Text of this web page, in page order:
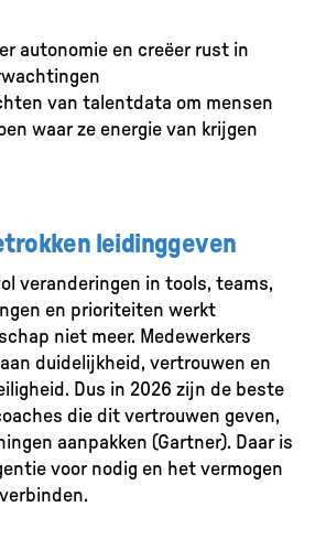
autonomie en creëer rust in
van talentdata om mensen
waar ze energie van krijgen
leidinggeven
veranderingen in tools, teams,
en prioriteiten werkt
niet meer. Medewerkers
duidelijkheid, vertrouwen en
Dus in 2026 zijn de beste
die dit vertrouwen geven,
aanpakken (Gartner). Daar is
voor nodig en het vermogen